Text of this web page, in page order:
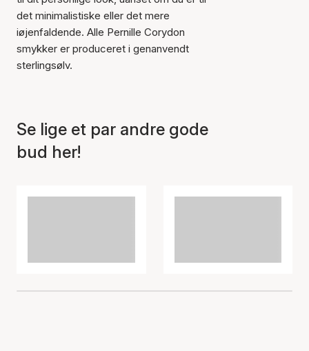
det minimalistiske eller det mere
iøjenfaldende. Alle Pernille Corydon
smykker er produceret i genanvendt
sterlingsølv.
Se lige et par andre gode
bud her!